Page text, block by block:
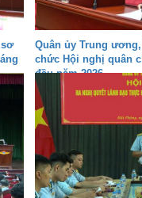
Quân ủy Trung
chức Hội nghị quân
đầu năm 2026